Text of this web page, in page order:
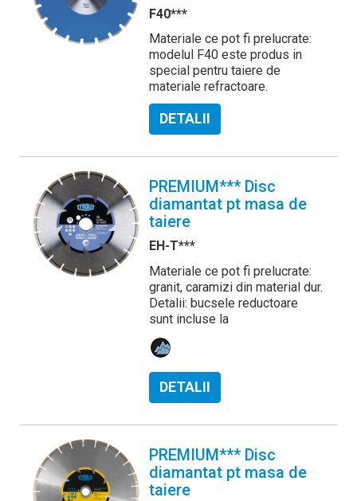
F40***
Materiale ce pot fi prelucrate:
modelul F40 este produs in
special pentru taiere de
materiale refractoare.
DETALII
PREMIUM*** Disc
diamantat pt masa de
taiere
EH-T***
Materiale ce pot fi prelucrate:
granit, caramizi din material dur.
Detalii: bucsele reductoare
sunt incluse la
DETALII
PREMIUM*** Disc
diamantat pt masa de
taiere